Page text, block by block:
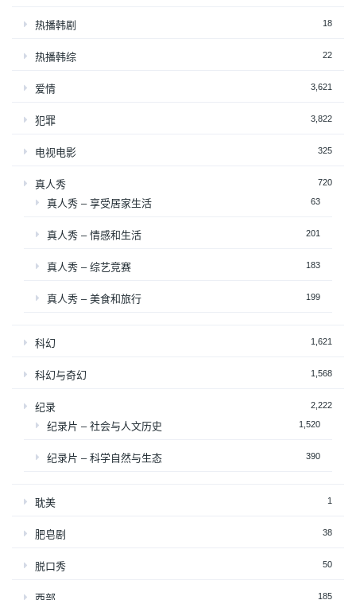
热播韩剧 18
热播韩综 22
爱情 3,621
犯罪 3,822
电视电影 325
真人秀 720
真人秀 – 享受居家生活 63
真人秀 – 情感和生活 201
真人秀 – 综艺竞赛 183
真人秀 – 美食和旅行 199
科幻 1,621
科幻与奇幻 1,568
纪录 2,222
纪录片 – 社会与人文历史 1,520
纪录片 – 科学自然与生态 390
耽美 1
肥皂剧 38
脱口秀 50
185